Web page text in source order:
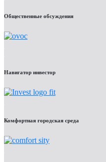
Общественные обсуждения
Навигатор инвестор
Комфортная городская среда